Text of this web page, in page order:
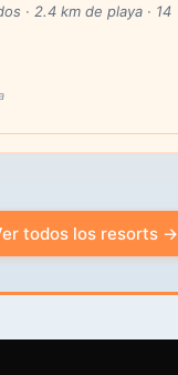
· 2.4 km de playa · 14
todos los resorts →